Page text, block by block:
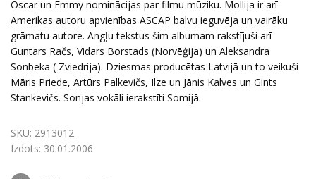
Oscar un Emmy nominācijas par filmu mūziku. Mollija ir arī
Amerikas autoru apvienības ASCAP balvu ieguvēja un vairāku
grāmatu autore. Angļu tekstus šim albumam rakstījuši arī
Guntars Račs, Vidars Borstads (Norvēģija) un Aleksandra
Sonbeka ( Zviedrija). Dziesmas producētas Latvijā un to veikuši
Māris Priede, Artūrs Palkevičs, Ilze un Jānis Kalves un Gints
Stankevičs. Sonjas vokāli ierakstīti Somijā.
SKU: 2913012
Izdots: 30.01.2006